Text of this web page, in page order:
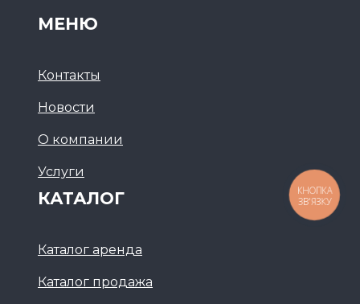
МЕНЮ
Контакты
Новости
О компании
Услуги
КАТАЛОГ
Каталог аренда
Каталог продажа
КНОПКА
ЗВ'ЯЗКУ